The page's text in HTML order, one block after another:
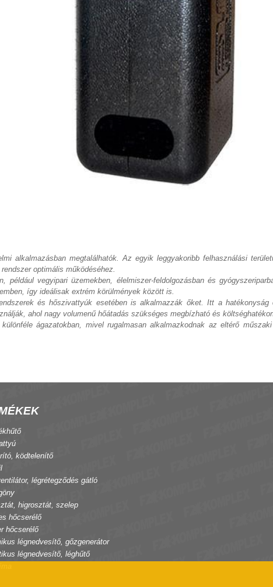
alkalmazásban megtalálhatók. Az egyik leggyakoribb felhasználási
optimális működéséhez.
vegyipari üzemekben, élelmiszer-feldolgozásban és
így ideálisak extrém körülmények között is.
és hőszivattyúk esetében is alkalmazzák őket. Itt a
ahol nagy volumenű hőátadás szükséges megbízható és
ágazatokban, mivel rugalmasan alkalmazkodnak az eltérő
ködtelenítő
légrétegződés gátló
higrosztát, szelep
hőcserélő
hőcserélő
légnedvesítő, gőzgenerátor
légnedvesítő, léghűtő